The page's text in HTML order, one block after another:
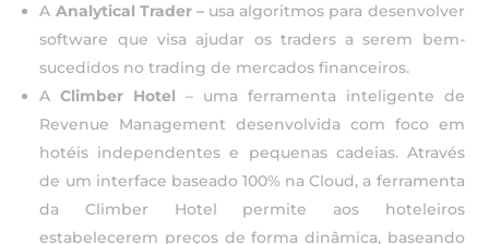
A Analytical Trader –usa algoritmos para desenvolver
software que visa ajudar os traders a serem bem-
sucedidos no trading de mercados financeiros.
AClimber Hotel – uma ferramenta inteligente de
Revenue Management desenvolvida com foco em
hotéis independentes e pequenas cadeias. Através
de um interface baseado 100% na Cloud, a ferramenta
da Climber Hotel permite aos hoteleiros
estabelecerem preços de forma dinâmica, baseando